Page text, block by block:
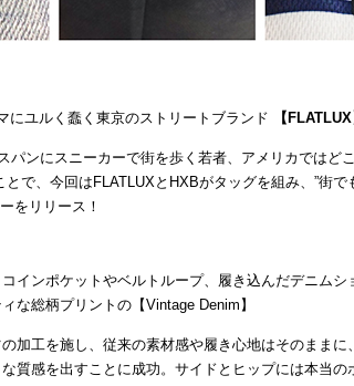
にユルく蠢く東京のストリートブランド 【FLATLUX
パンにスニーカーで街を歩く若者、アメリカではど
で、今回はFLATLUXとHXBがタッグを組み、”街で
をリリース！
インポケットやベルトループ、履き込んだデニムシ
な総柄プリントの【Vintage Denim】
加工を施し、従来の素材感や履き心地はそのままに、
質感を出すことに成功。サイドとヒップには本当の